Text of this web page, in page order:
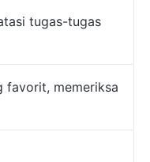
tugas-tugas
favorit, memeriksa